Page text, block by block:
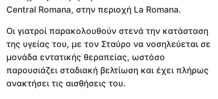
Central Romana, στην περιοχή La Romana.
Οι γιατροί παρακολουθούν στενά την κατάσταση
της υγείας του, με τον Σταύρο να νοσηλεύεται σε
μονάδα εντατικής θεραπείας, ωστόσο
παρουσιάζει σταδιακή βελτίωση και έχει πλήρως
ανακτήσει τις αισθήσεις του.